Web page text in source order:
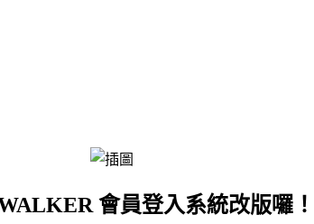
會員登入系統改版囉！